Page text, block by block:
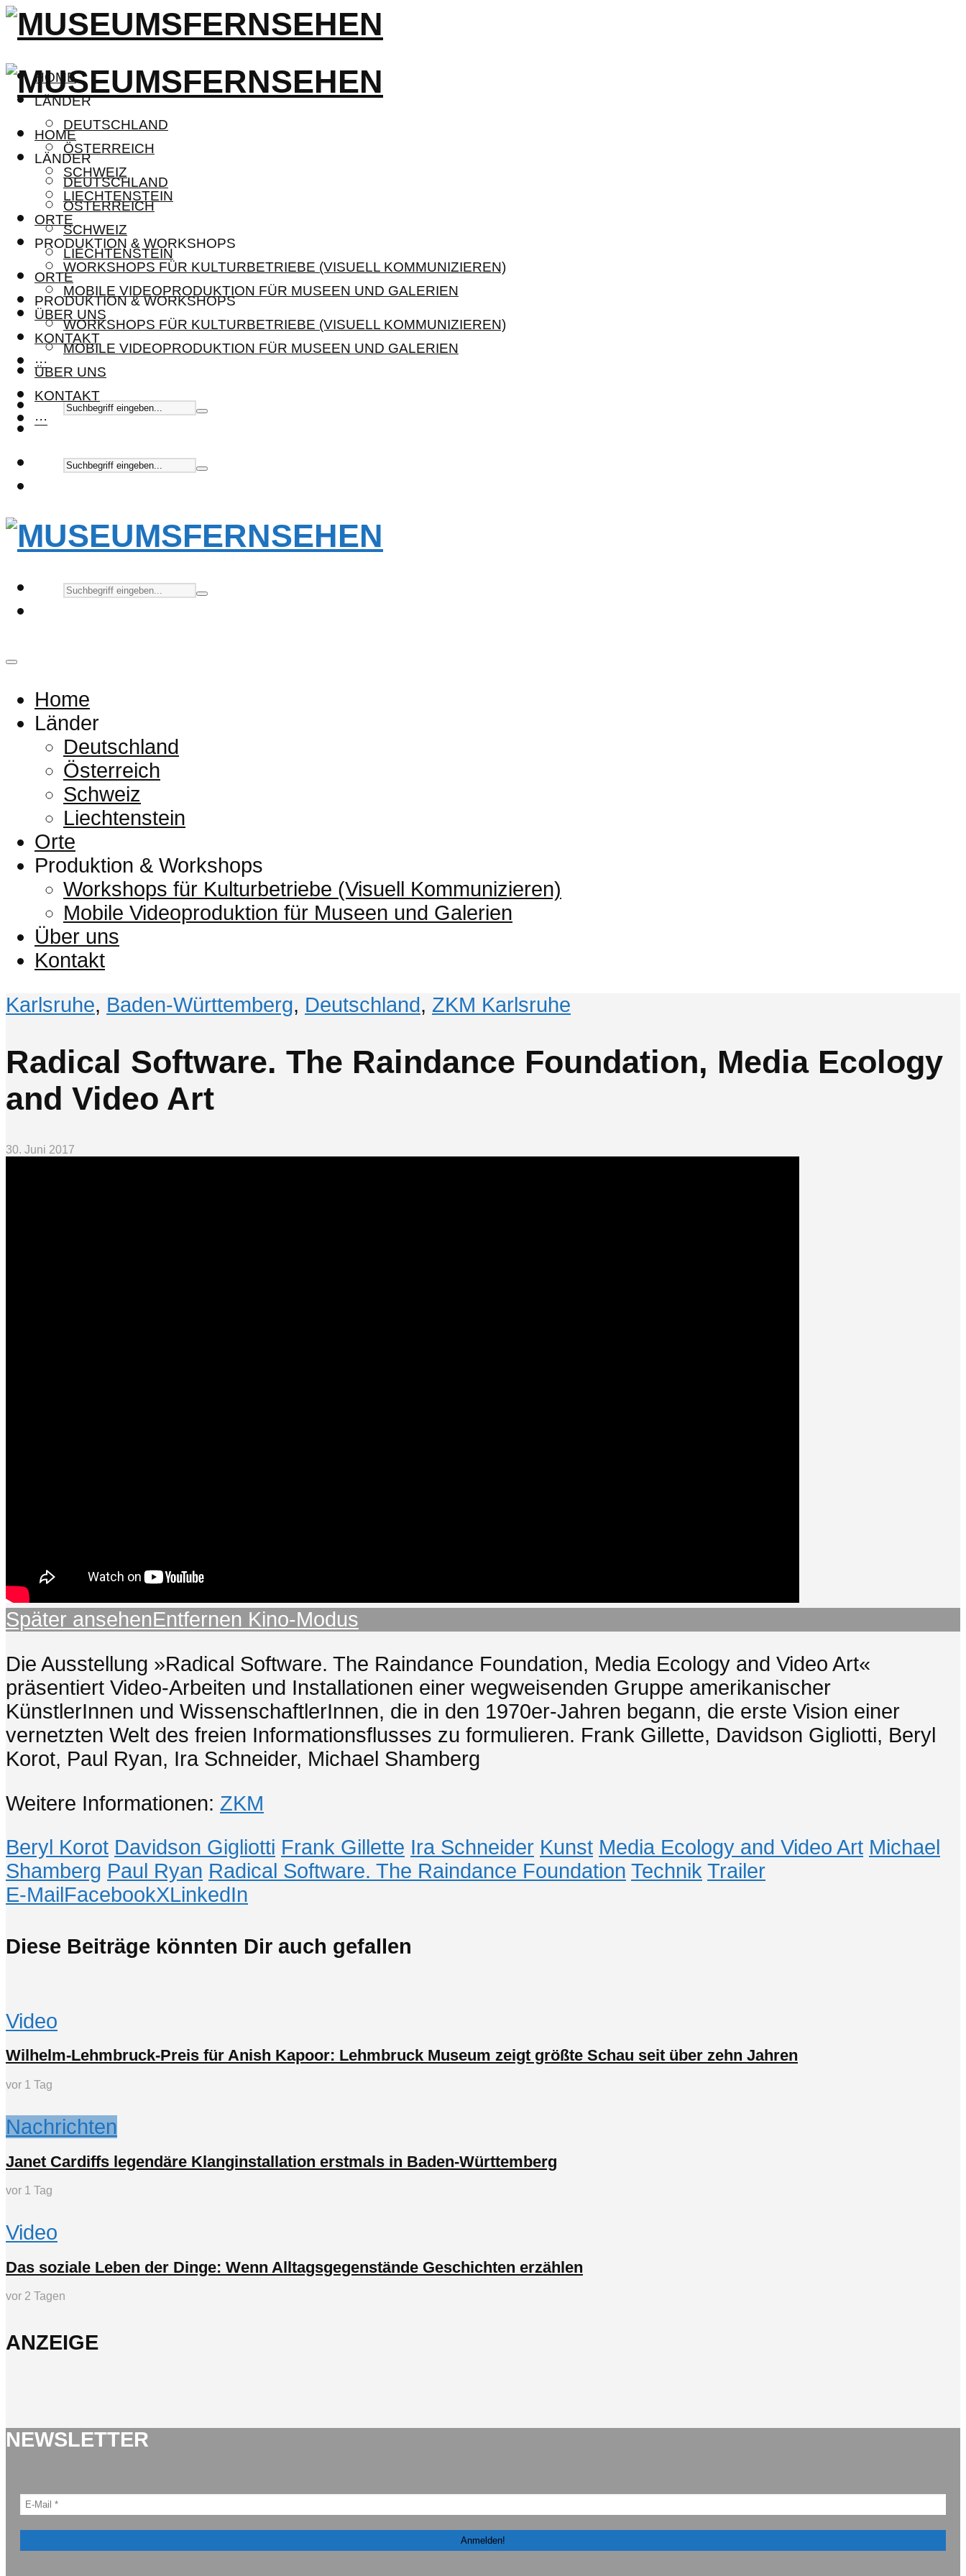
HOME
LÄNDER
DEUTSCHLAND
ÖSTERREICH
SCHWEIZ
LIECHTENSTEIN
ORTE
PRODUKTION & WORKSHOPS
WORKSHOPS FÜR KULTURBETRIEBE (VISUELL KOMMUNIZIEREN)
MOBILE VIDEOPRODUKTION FÜR MUSEEN UND GALERIEN
ÜBER UNS
KONTAKT
···
HOME
LÄNDER
DEUTSCHLAND
ÖSTERREICH
SCHWEIZ
LIECHTENSTEIN
ORTE
PRODUKTION & WORKSHOPS
WORKSHOPS FÜR KULTURBETRIEBE (VISUELL KOMMUNIZIEREN)
MOBILE VIDEOPRODUKTION FÜR MUSEEN UND GALERIEN
ÜBER UNS
KONTAKT
···
Home
Länder
Deutschland
Österreich
Schweiz
Liechtenstein
Orte
Produktion & Workshops
Workshops für Kulturbetriebe (Visuell Kommunizieren)
Mobile Videoproduktion für Museen und Galerien
Über uns
Kontakt
Karlsruhe, Baden-Württemberg, Deutschland, ZKM Karlsruhe
Radical Software. The Raindance Foundation, Media Ecology
and Video Art
30. Juni 2017
Später ansehenEntfernen Kino-Modus
Die Ausstellung »Radical Software. The Raindance Foundation, Media Ecology and Video Art«
präsentiert Video-Arbeiten und Installationen einer wegweisenden Gruppe amerikanischer
KünstlerInnen und WissenschaftlerInnen, die in den 1970er-Jahren begann, die erste Vision einer
vernetzten Welt des freien Informationsflusses zu formulieren. Frank Gillette, Davidson Gigliotti, Beryl
Korot, Paul Ryan, Ira Schneider, Michael Shamberg
Weitere Informationen: ZKM
Beryl Korot Davidson Gigliotti Frank Gillette Ira Schneider Kunst Media Ecology and Video Art Michael
Shamberg Paul Ryan Radical Software. The Raindance Foundation Technik Trailer
E-Mail FacebookXLinkedIn
Diese Beiträge könnten Dir auch gefallen
Video
Wilhelm-Lehmbruck-Preis für Anish Kapoor: Lehmbruck Museum zeigt größte Schau seit über zehn Jahren
vor 1 Tag
Nachrichten
Janet Cardiffs legendäre Klanginstallation erstmals in Baden-Württemberg
vor 1 Tag
Video
Das soziale Leben der Dinge: Wenn Alltagsgegenstände Geschichten erzählen
vor 2 Tagen
ANZEIGE
NEWSLETTER